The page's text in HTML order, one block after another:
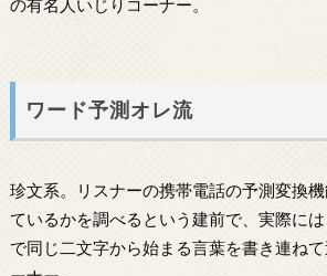
の有名人いじりコーナー。
ワード予測オレ流
珍文系。リスナーの携帯電話の予測変換
ているかを調べるという建前で、実際に
で同じ二文字から始まる言葉を書き連ね